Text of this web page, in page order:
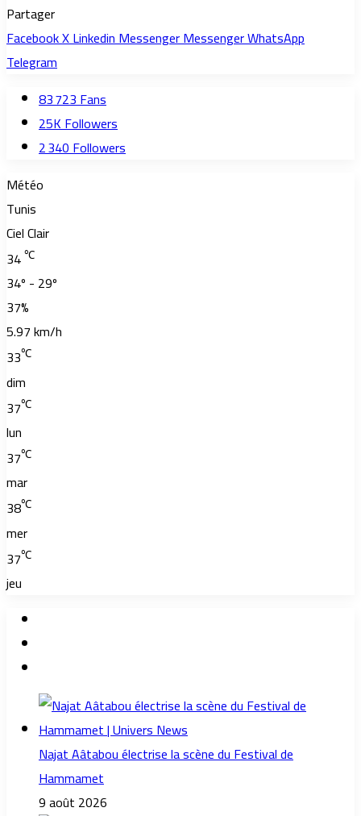
Partager
FacebookXLinkedinMessengerMessengerWhatsApp
Telegram
83 723Fans
25KFollowers
2 340Followers
Météo
Tunis
Ciel Clair
34℃
34º - 29º
37%
5.97 km/h
33℃
dim
37℃
lun
37℃
mar
38℃
mer
37℃
jeu
Najat Aâtabou électrise la scène du Festival de
Hammamet
9 août 2026